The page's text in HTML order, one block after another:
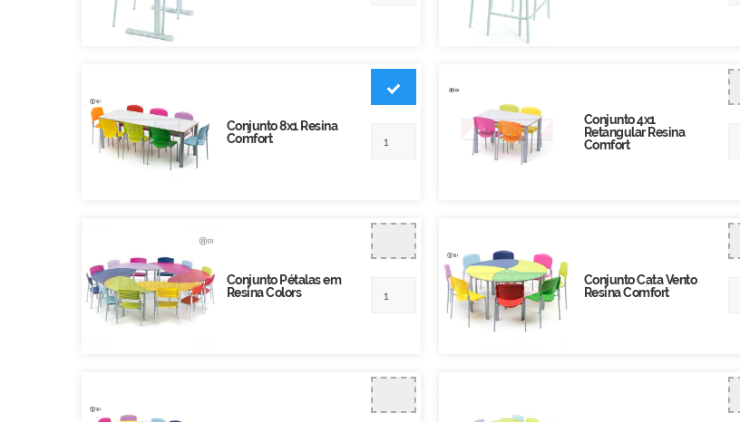
Conjunto 8x1 Resina
Comfort
Conjunto 4x1
Retangular Resina
Comfort
Conjunto Pétalas em
Resina Colors
Conjunto Cata Vento
Resina Comfort